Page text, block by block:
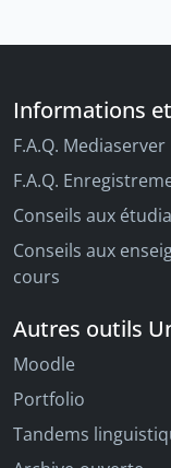
Informations
F.A.Q. Mediaserver
F.A.Q.
Conseils aux
Conseils aux
cours
Autres outils
Moodle
Portfolio
Tandems